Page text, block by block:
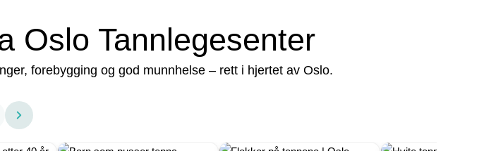
Oslo Tannlegesenter
forebygging og god munnhelse – rett i hjertet av Oslo.